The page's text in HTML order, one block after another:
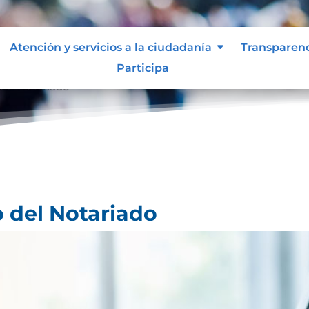
Atención y servicios a la ciudadanía
Participa
Notariado
del Notariado